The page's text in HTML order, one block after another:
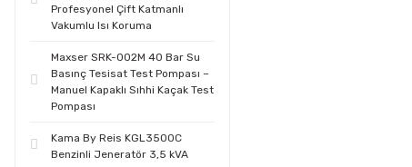
Profesyonel Çift Katmanlı
Vakumlu Isı Koruma
Maxser SRK-002M 40 Bar Su
Basınç Tesisat Test Pompası –
Manuel Kapaklı Sıhhi Kaçak Test
Pompası
Kama By Reis KGL3500C
Benzinli Jeneratör 3,5 kVA